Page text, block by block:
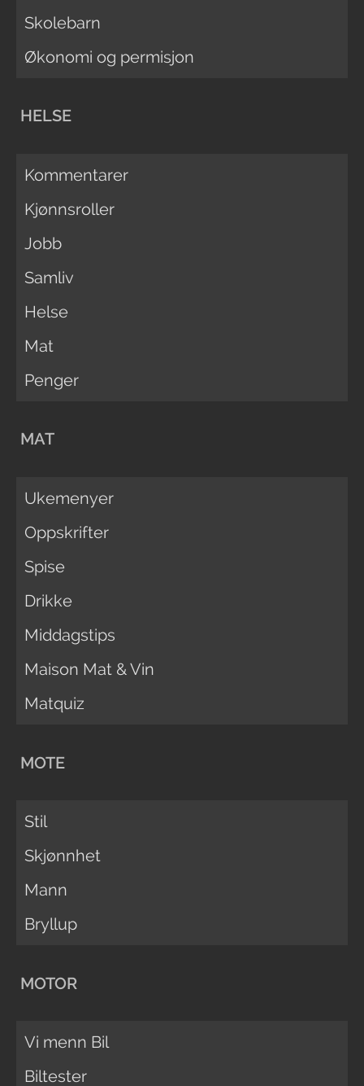
Skolebarn
Økonomi og permisjon
HELSE
Kommentarer
Kjønnsroller
Jobb
Samliv
Helse
Mat
Penger
MAT
Ukemenyer
Oppskrifter
Spise
Drikke
Middagstips
Maison Mat & Vin
Matquiz
MOTE
Stil
Skjønnhet
Mann
Bryllup
MOTOR
Vi menn Bil
Biltester